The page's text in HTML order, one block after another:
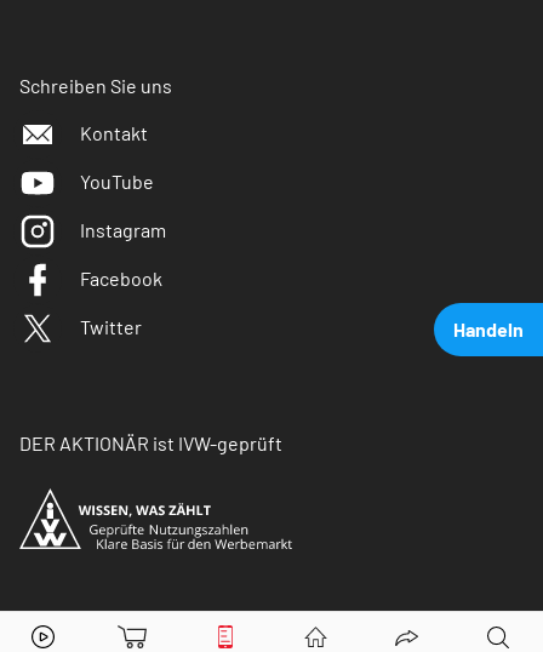
Handeln
Peloton Interactive Aktie jetzt handeln?
Schreiben Sie uns
Kontakt
YouTube
Instagram
Facebook
Twitter
DER AKTIONÄR ist IVW-geprüft